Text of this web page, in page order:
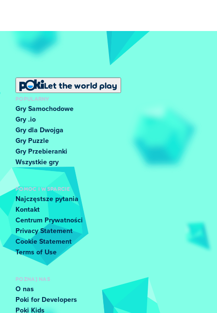
Let the world play
POPULARNY
Gry Samochodowe
Gry .io
Gry dla Dwojga
Gry Puzzle
Gry Przebieranki
Wszystkie gry
POMOC I WSPARCIE
Najczęstsze pytania
Kontakt
Centrum Prywatności
Privacy Statement
Cookie Statement
Terms of Use
POZNAJ NAS
O nas
Poki for Developers
Poki Kids